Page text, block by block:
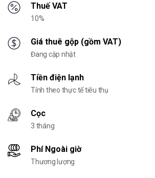
Thuế VAT
10%
Giá thuê gộp (gồm VAT)
Đang cập nhật
Tiền điện lạnh
Tính theo thực tế tiêu thụ
Cọc
3 tháng
Phí Ngoài giờ
Thương lượng